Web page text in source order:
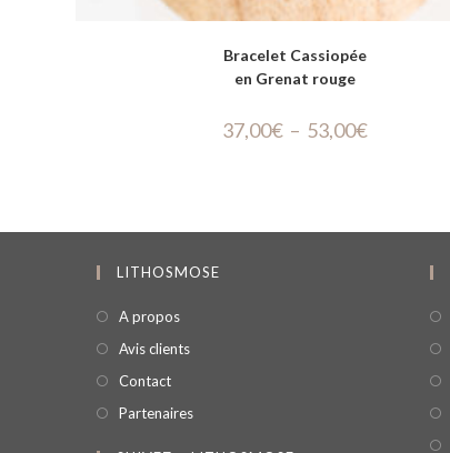
Bracelet Cassiopée
en Grenat rouge
37,00€ – 53,00€
LITHOSMOSE
A propos
Avis clients
Contact
Partenaires